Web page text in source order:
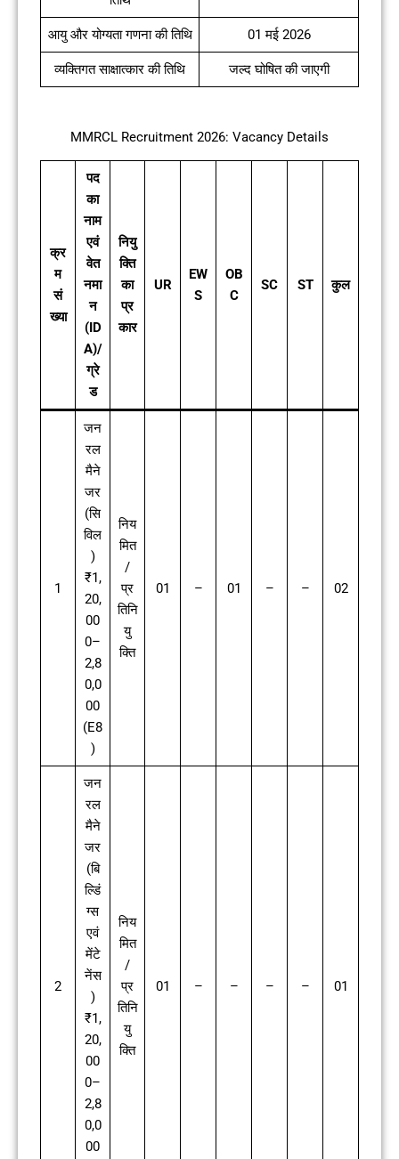
आयु और योग्यता गणना की तिथि 01 मई 2026
व्यक्तिगत साक्षात्कार की तिथि जल्द घोषित की जाएगी
MMRCL Recruitment 2026: Vacancy Details
क्र
म
सं
ख्या
पद
का
नाम
एवं
वेत
नमा
न
(ID
A)/
ग्रे
ड
नियु
क्ति
का
प्र
कार
UR
EW
S
OB
C
SC ST कुल
1
जन
रल
मैने
जर
(सि
विल
)
₹1,
20,
00
0–
2,8
0,0
00
(E8
)
निय
मित
/
प्र
तिनि
यु
क्ति
01 – 01 – – 02
2
जन
रल
मैने
जर
(बि
ल्डिं
ग्स
एवं
मेंटे
नेंस
)
₹1,
20,
00
0–
2,8
0,0
00
निय
मित
/
प्र
तिनि
यु
क्ति
01 – – – – 01